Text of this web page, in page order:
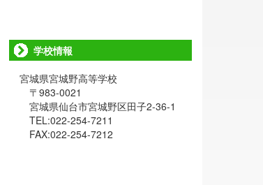
学校情報
宮城県宮城野高等学校
〒983-0021
宮城県仙台市宮城野区田子2-36-1
TEL:022-254-7211
FAX:022-254-7212